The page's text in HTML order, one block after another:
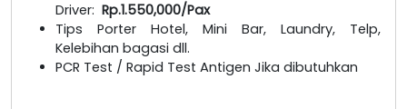
Driver: Rp.1.550,000/Pax
Tips Porter Hotel, Mini Bar, Laundry, Telp,
Kelebihan bagasi dll.
PCR Test / Rapid Test Antigen Jika dibutuhkan